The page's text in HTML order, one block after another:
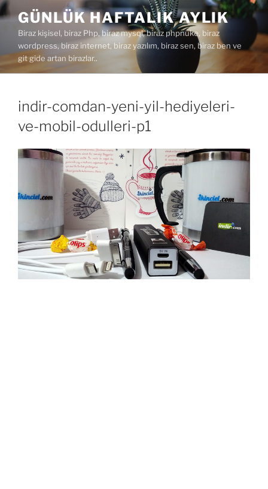
İçeriğe
geç
GÜNLÜK HAFTALIK AYLIK
Biraz kişisel, biraz Php, biraz mysql, biraz phpnuke, biraz
wordpress, biraz internet, biraz yazılım, biraz sen, biraz ben ve
git gide artan birazlar..
indir-comdan-yeni-yil-hediyeleri-
ve-mobil-odulleri-p1